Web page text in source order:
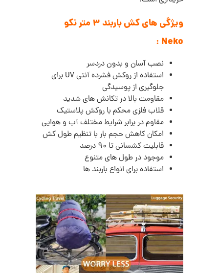
ویژگی های کش باربند 3 متر نکو
Neko
:
نصب آسان و بدون دردسر
استفاده از روکش فشرده آنتی UV برای
جلوگیری از پوسیدگی
مقاومت بالا در تکانش های شدید
قلاب فلزی محکم با روکش پلاستیک
مقاوم در برابر شرایط مختلف آب و هوایی
امکان کاهش حجم بار با تنظیم طول کش
قابلیت کشسانی تا 90 درصد
موجود در طول های متنوع
استفاده برای انواع باربند ها